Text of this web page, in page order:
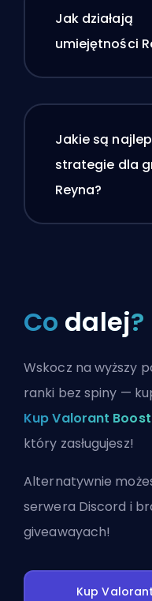
Jak działają
umiejętności
Jakie są
strategie dla
Reyna?
Co dalej?
Wskocz na wyższy
ranki bez spiny —
Kup Valorant Boost
który zasługujesz!
Alternatywnie
serwera Discord i
giveawayach!
Kup